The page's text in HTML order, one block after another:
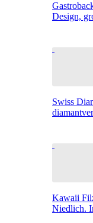
Design,
Swiss
Kawaii
Niedlich.